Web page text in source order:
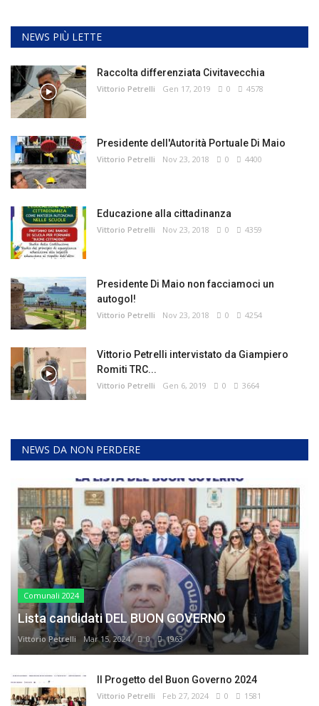
NEWS PIÙ LETTE
Raccolta differenziata Civitavecchia
Vittorio Petrelli Gen 17, 2019 0 4578
Presidente dell'Autorità Portuale Di Maio
Vittorio Petrelli Nov 23, 2018 0 4400
Educazione alla cittadinanza
Vittorio Petrelli Nov 23, 2018 0 4359
Presidente Di Maio non facciamoci un
autogol!
Vittorio Petrelli Nov 23, 2018 0 4254
Vittorio Petrelli intervistato da Giampiero
Romiti TRC...
Vittorio Petrelli Gen 6, 2019 0 3664
NEWS DA NON PERDERE
Comunali 2024
Lista candidati DEL BUON GOVERNO
Vittorio Petrelli Mar 15, 2024 0 1963
Il Progetto del Buon Governo 2024
Vittorio Petrelli Feb 27, 2024 0 1581